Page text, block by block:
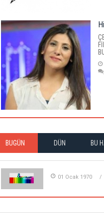
BUGÜN DÜN BU
01 Ocak 1970